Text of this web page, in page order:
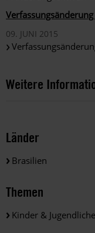
09. JUNI 2015
Weitere
Länder
Brasilien
Themen
Kinder & Jugendliche